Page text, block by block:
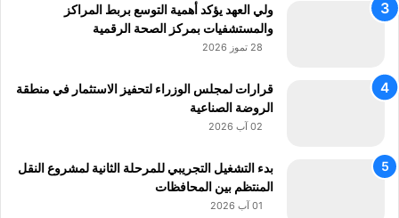
ولي العهد يؤكد أهمية التوسع بربط المراكز
والمستشفيات بمركز الصحة الرقمية
28 تموز 2026
قرارات لمجلس الوزراء لتحفيز الاستثمار في منطقة
الروضة الصناعية
02 آب 2026
بدء التشغيل التجريبي للمرحلة الثانية لمشروع النقل
المنتظم بين المحافظات
01 آب 2026